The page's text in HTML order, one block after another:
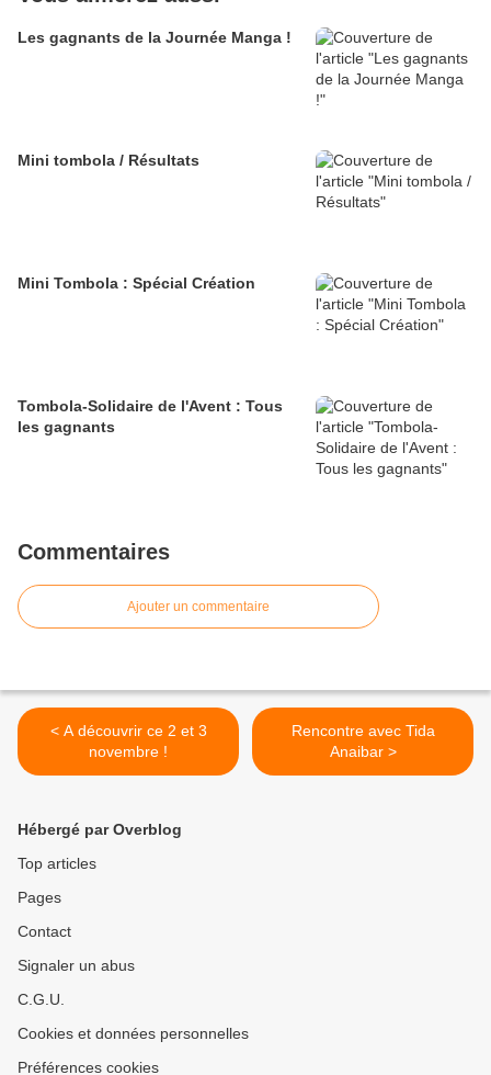
Les gagnants de la Journée Manga !
Mini tombola / Résultats
Mini Tombola : Spécial Création
Tombola-Solidaire de l'Avent : Tous
les gagnants
Commentaires
Ajouter un commentaire
< A découvrir ce 2 et 3
novembre !
Rencontre avec Tida
Anaibar >
Hébergé par Overblog
Top articles
Pages
Contact
Signaler un abus
C.G.U.
Cookies et données personnelles
Préférences cookies